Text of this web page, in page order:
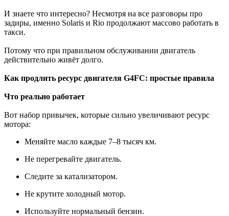
И знаете что интересно? Несмотря на все разговоры про
задиры, именно Solaris и Rio продолжают массово работать в
такси.
Потому что при правильном обслуживании двигатель
действительно живёт долго.
Как продлить ресурс двигателя G4FC: простые правила
Что реально работает
Вот набор привычек, которые сильно увеличивают ресурс
мотора:
Меняйте масло каждые 7–8 тысяч км.
Не перегревайте двигатель.
Следите за катализатором.
Не крутите холодный мотор.
Используйте нормальный бензин.